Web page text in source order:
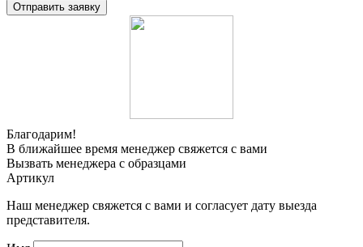
Отправить заявку
Благодарим!
В ближайшее время менеджер свяжется с вами
Вызвать менеджера с образцами
Артикул
Наш менеджер свяжется с вами и согласует дату выезда
представителя.